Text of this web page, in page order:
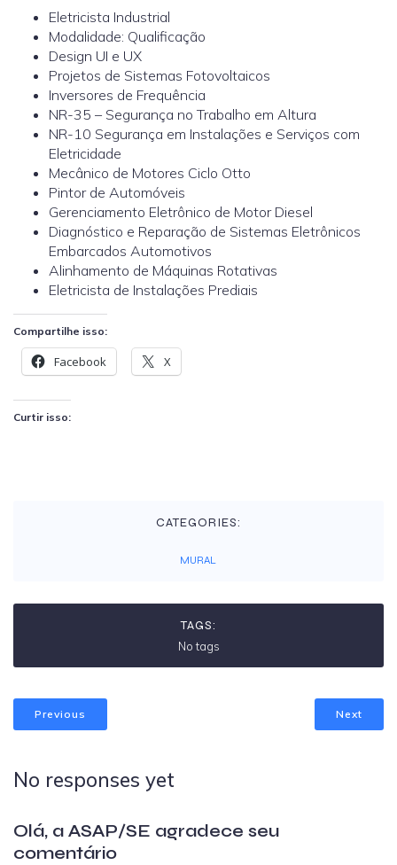
Eletricista Industrial
Modalidade: Qualificação
Design UI e UX
Projetos de Sistemas Fotovoltaicos
Inversores de Frequência
NR-35 – Segurança no Trabalho em Altura
NR-10 Segurança em Instalações e Serviços com
Eletricidade
Mecânico de Motores Ciclo Otto
Pintor de Automóveis
Gerenciamento Eletrônico de Motor Diesel
Diagnóstico e Reparação de Sistemas Eletrônicos
Embarcados Automotivos
Alinhamento de Máquinas Rotativas
Eletricista de Instalações Prediais
Compartilhe isso:
Facebook X
Curtir isso:
CATEGORIES:
MURAL
TAGS:
No tags
Previous Next
No responses yet
Olá, a ASAP/SE agradece seu
comentário